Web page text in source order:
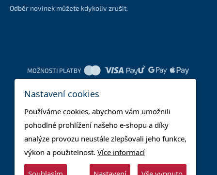
Odběr novinek můžete kdykoliv zrušit.
MOŽNOSTI PLATBY
Nastavení cookies
Používáme cookies, abychom vám umožnili
pohodlné prohlížení našeho e-shopu a díky
analýze provozu neustále zlepšovali jeho funkce,
výkon a použitelnost. Více informací